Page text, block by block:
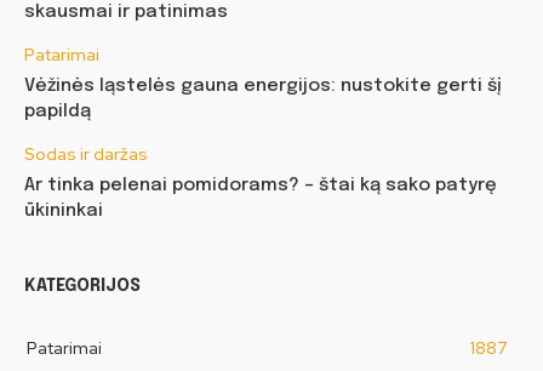
skausmai ir patinimas
Patarimai
Vėžinės ląstelės gauna energijos: nustokite gerti šį
papildą
Sodas ir daržas
Ar tinka pelenai pomidorams? – štai ką sako patyrę
ūkininkai
KATEGORIJOS
Patarimai
1887